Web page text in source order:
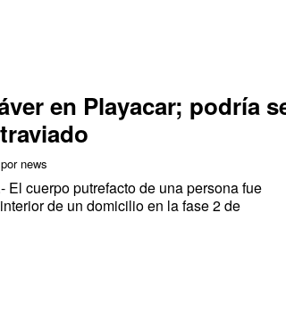
en Playacar; podría
por news
El cuerpo putrefacto de una persona fue
de un domicilio en la fase 2 de